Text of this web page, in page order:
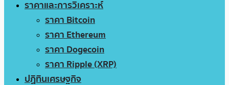
ราคาและการวิเคราะห์
ราคา Bitcoin
ราคา Ethereum
ราคา Dogecoin
ราคา Ripple (XRP)
ปฏิทินเศรษฐกิจ